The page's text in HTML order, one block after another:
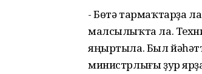
- Бөтә тармаҡтарҙа
малсылыҡта ла.
яңыртыла. Был
министрлығы ҙур